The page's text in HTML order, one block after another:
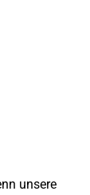
unsere